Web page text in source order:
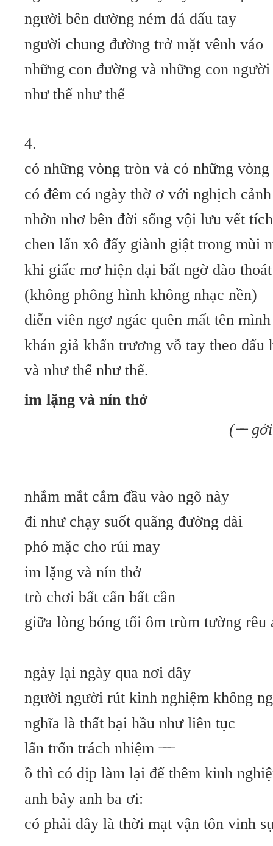
người bên đường ném đá dấu tay
người chung đường trở mặt vênh váo
những con đường và những con người
như thế như thế
4.
có những vòng tròn và có những vòng
có đêm có ngày thờ ơ với nghịch cảnh
nhởn nhơ bên đời sống vội lưu vết
chen lấn xô đẩy giành giật trong mùi
khi giấc mơ hiện đại bất ngờ đào thoát
(không phông hình không nhạc nền)
diễn viên ngơ ngác quên mất tên
khán giả khẩn trương vỗ tay theo dấu
và như thế như thế.
im lặng và nín thở
( ̶ ̶
nhắm mắt cắm đầu vào ngõ này
đi như chạy suốt quãng đường dài
phó mặc cho rủi may
im lặng và nín thở
trò chơi bất cẩn bất cần
giữa lòng bóng tối ôm trùm tường rêu
ngày lại ngày qua nơi đây
người người rút kinh nghiệm không
nghĩa là thất bại hầu như liên tục
lẩn trốn trách nhiệm
ồ thì có dịp làm lại để thêm kinh
anh bảy anh ba ơi:
có phải đây là thời mạt vận tôn vinh